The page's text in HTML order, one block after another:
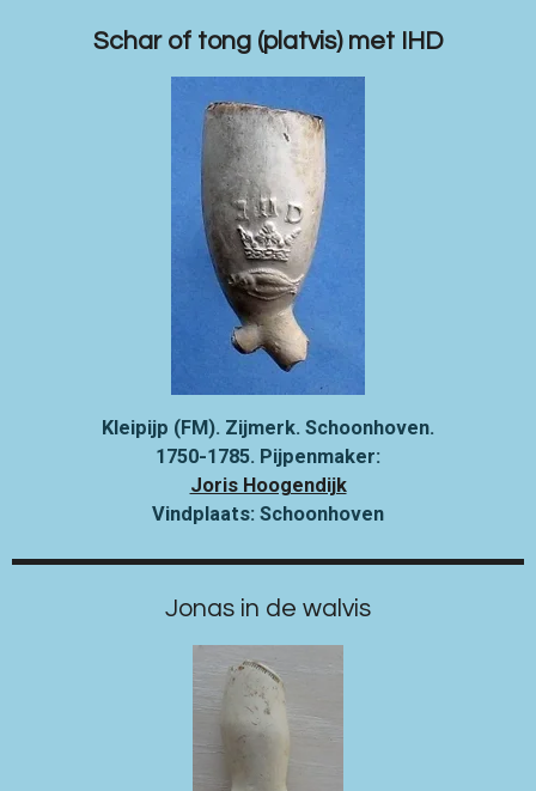
Schar of tong (platvis) met IHD
Kleipijp (FM). Zijmerk. Schoonhoven.
1750-1785. Pijpenmaker:
Joris Hoogendijk
Vindplaats: Schoonhoven
Jonas in de walvis